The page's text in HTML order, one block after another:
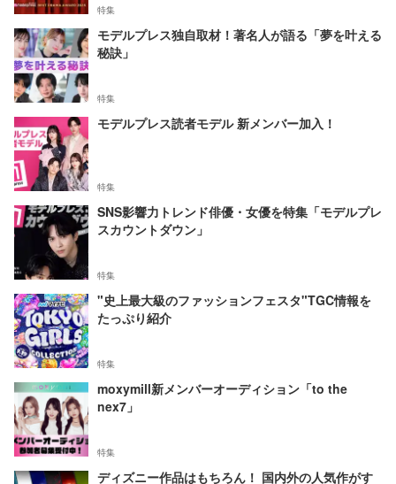
特集
モデルプレス独自取材！著名人が語る「夢を叶える
秘訣」
特集
モデルプレス読者モデル 新メンバー加入！
特集
SNS影響力トレンド俳優・女優を特集「モデルプレ
スカウントダウン」
特集
"史上最大級のファッションフェスタ"TGC情報を
たっぷり紹介
特集
moxymill新メンバーオーディション「to the
nex7」
特集
ディズニー作品はもちろん！ 国内外の人気作がす